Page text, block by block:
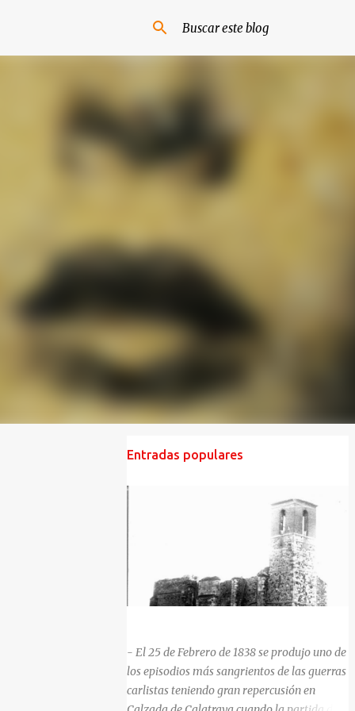
Entradas populares
- El 25 de Febrero de 1838 se produjo uno de
los episodios más sangrientos de las guerras
carlistas teniendo gran repercusión en